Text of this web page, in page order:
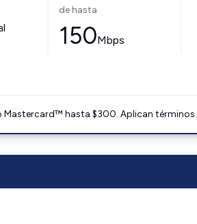
de hasta
150Mbps
hasta $300. Aplican términos.